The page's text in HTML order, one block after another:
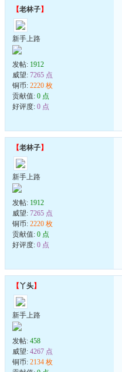
【老林子】
新手上路
发帖: 1912
威望: 7265 点
铜币: 2220 枚
贡献值: 0 点
好评度: 0 点
【老林子】
新手上路
发帖: 1912
威望: 7265 点
铜币: 2220 枚
贡献值: 0 点
好评度: 0 点
【丫头】
新手上路
发帖: 458
威望: 4267 点
铜币: 2134 枚